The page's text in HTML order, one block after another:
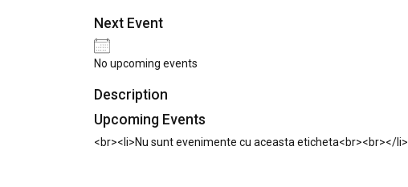
Next Event
No upcoming events
Description
Upcoming Events
<br><li>Nu sunt evenimente cu aceasta eticheta<br><br></li>